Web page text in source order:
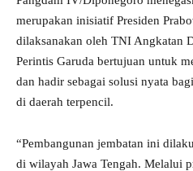
merupakan inisiatif Presiden
dilaksanakan oleh TNI Angkatan
Perintis Garuda bertujuan untuk
dan hadir sebagai solusi nyata
di daerah terpencil.
“Pembangunan jembatan ini
di wilayah Jawa Tengah. Melalui